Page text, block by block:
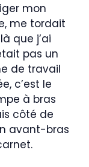
mon
me tordait
que j’ai
pas un
de travail
c’est le
à bras
côté de
avant-bras